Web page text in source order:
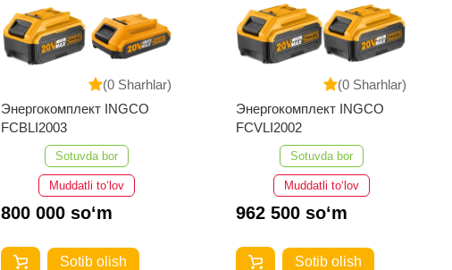
(0 Sharhlar)
Энергокомплект INGCO
FCBLI2003
Sotuvda bor
Muddatli to‘lov
800 000 so‘m
Sotib olish
(0 Sharhlar)
Энергокомплект INGCO
FCVLI2002
Sotuvda bor
Muddatli to‘lov
962 500 so‘m
Sotib olish